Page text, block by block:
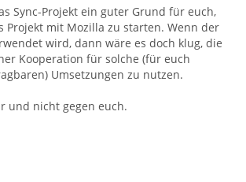
Sync-Projekt ein guter Grund für euch,
Projekt mit Mozilla zu starten. Wenn der
wird, dann wäre es doch klug, die
Kooperation für solche (für euch
Umsetzungen zu nutzen.
und nicht gegen euch.